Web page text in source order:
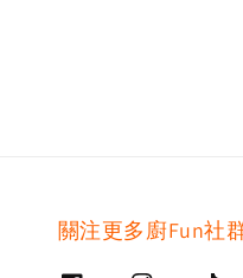
關注更多廚Fun社